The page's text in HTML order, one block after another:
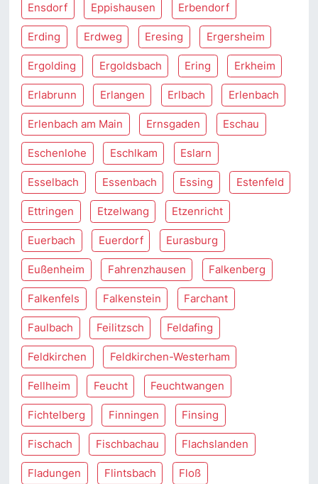
Ensdorf Eppishausen Erbendorf
Erding Erdweg Eresing Ergersheim
Ergolding Ergoldsbach Ering Erkheim
Erlabrunn Erlangen Erlbach Erlenbach
Erlenbach am Main Ernsgaden Eschau
Eschenlohe Eschlkam Eslarn
Esselbach Essenbach Essing Estenfeld
Ettringen Etzelwang Etzenricht
Euerbach Euerdorf Eurasburg
Eußenheim Fahrenzhausen Falkenberg
Falkenfels Falkenstein Farchant
Faulbach Feilitzsch Feldafing
Feldkirchen Feldkirchen-Westerham
Fellheim Feucht Feuchtwangen
Fichtelberg Finningen Finsing
Fischach Fischbachau Flachslanden
Fladungen Flintsbach Floß